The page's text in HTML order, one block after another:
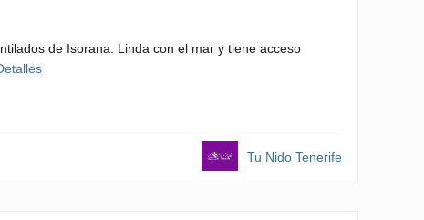
de Isorana. Linda con el mar y tiene acceso
Tu Nido Tenerife